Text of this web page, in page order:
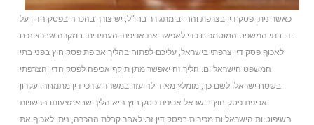
כאשר ניתן פסק דין בצרפת והחייב מתגורר בחו”ל, יש צורך בהכרה בפסק הדין על
ידי בתי המשפט המוסמכים כדי לאפשר את אכיפתו העתידית. במקרה שברצונכם
לאכוף פסק דין צרפתי בישראל, עליכם לפתוח בהליך אכיפת פסק חוץ בפני בתי
המשפט הישראליים. הליך זה יאפשר מתן תוקף אכיפה לפסק הדין הצרפתי
בשטח ישראל. לשם כך, מומלץ מאוד להיעזר במשרד עורכי דין מתמחה. עקרון
אכיפת פסק חוץ בישראל אכיפת פסק חוץ היא הליך שבאמצעותו הרשויות
השיפוטיות הישראליות מכירות בפסק דין זר. לאחר קבלת ההכרה, ניתן לאכוף את